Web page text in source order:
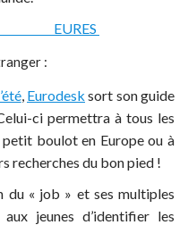
EURES
:
, Eurodesk sort son guide
Celui-ci permettra à tous les
boulot en Europe ou à
recherches du bon pied !
du « job » et ses multiples
jeunes d’identifier les